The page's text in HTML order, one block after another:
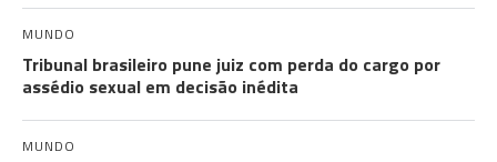
MUNDO
Tribunal brasileiro pune juiz com perda do cargo por
assédio sexual em decisão inédita
MUNDO